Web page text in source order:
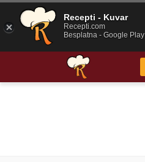
Recepti - Kuvar
Recepti.com
Besplatna - Google Play